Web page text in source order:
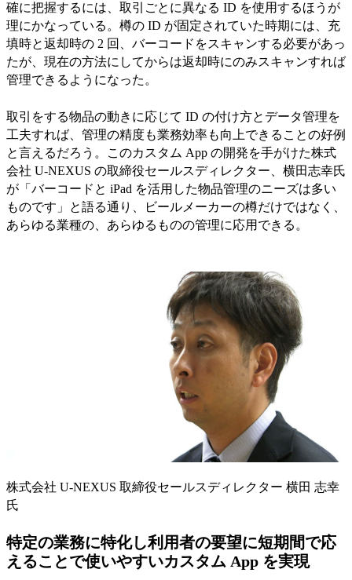
確に把握するには、取引ごとに異なる ID を使用するほうが
理にかなっている。樽の ID が固定されていた時期には、充
填時と返却時の 2 回、バーコードをスキャンする必要があっ
たが、現在の方法にしてからは返却時にのみスキャンすれば
管理できるようになった。
取引をする物品の動きに応じて ID の付け方とデータ管理を
工夫すれば、管理の精度も業務効率も向上できることの好例
と言えるだろう。このカスタム App の開発を手がけた株式
会社 U-NEXUS の取締役セールスディレクター、横田志幸氏
が「バーコードと iPad を活用した物品管理のニーズは多い
ものです」と語る通り、ビールメーカーの樽だけではなく、
あらゆる業種の、あらゆるものの管理に応用できる。
株式会社 U-NEXUS 取締役セールスディレクター 横田 志幸
氏
特定の業務に特化し利用者の要望に短期間で応
えることで使いやすいカスタム App を実現